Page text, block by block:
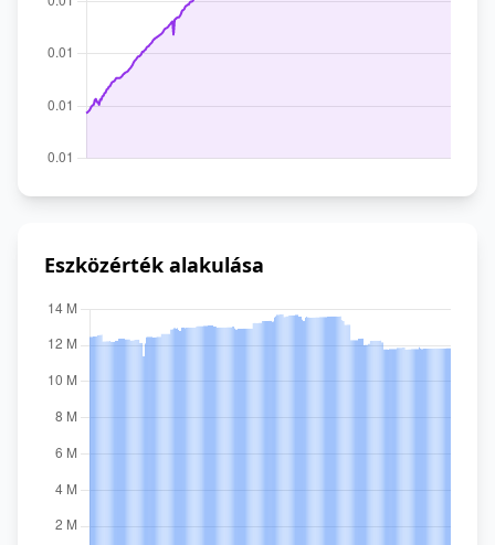
Eszközérték alakulása